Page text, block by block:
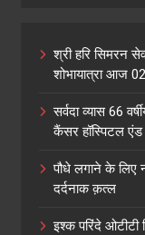
श्री हरि सिमरन
शोभायात्रा आज
सर्वदा व्यास 66
कैंसर हॉस्पिटल एंड
पौधे लगाने के लिए
दर्दनाक क़त्ल
इश्क परिंदे ओटीटी